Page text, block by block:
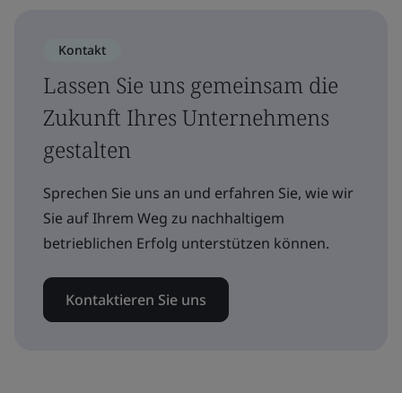
Kontakt
Lassen Sie uns gemeinsam die
Zukunft Ihres Unternehmens
gestalten
Sprechen Sie uns an und erfahren Sie, wie wir
Sie auf Ihrem Weg zu nachhaltigem
betrieblichen Erfolg unterstützen können.
Kontaktieren Sie uns